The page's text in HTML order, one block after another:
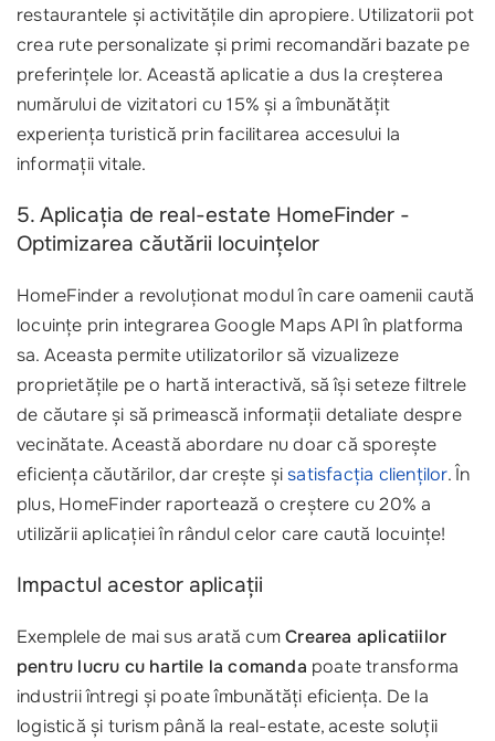
restaurantele și activitățile din apropiere. Utilizatorii pot
crea rute personalizate și primi recomandări bazate pe
preferințele lor. Această aplicatie a dus la creșterea
numărului de vizitatori cu 15% și a îmbunătățit
experiența turistică prin facilitarea accesului la
informații vitale.
5. Aplicația de real-estate HomeFinder -
Optimizarea căutării locuințelor
HomeFinder a revoluționat modul în care oamenii caută
locuințe prin integrarea Google Maps API în platforma
sa. Aceasta permite utilizatorilor să vizualizeze
proprietățile pe o hartă interactivă, să își seteze filtrele
de căutare și să primească informații detaliate despre
vecinătate. Această abordare nu doar că sporește
eficiența căutărilor, dar crește șisatisfacția clienților. În
plus, HomeFinder raportează o creștere cu 20% a
utilizării aplicației în rândul celor care caută locuințe!
Impactul acestor aplicații
Exemplele de mai sus arată cumCrearea aplicatiilor
pentru lucru cu hartile la comanda poate transforma
industrii întregi și poate îmbunătăți eficiența. De la
logistică și turism până la real-estate, aceste soluții